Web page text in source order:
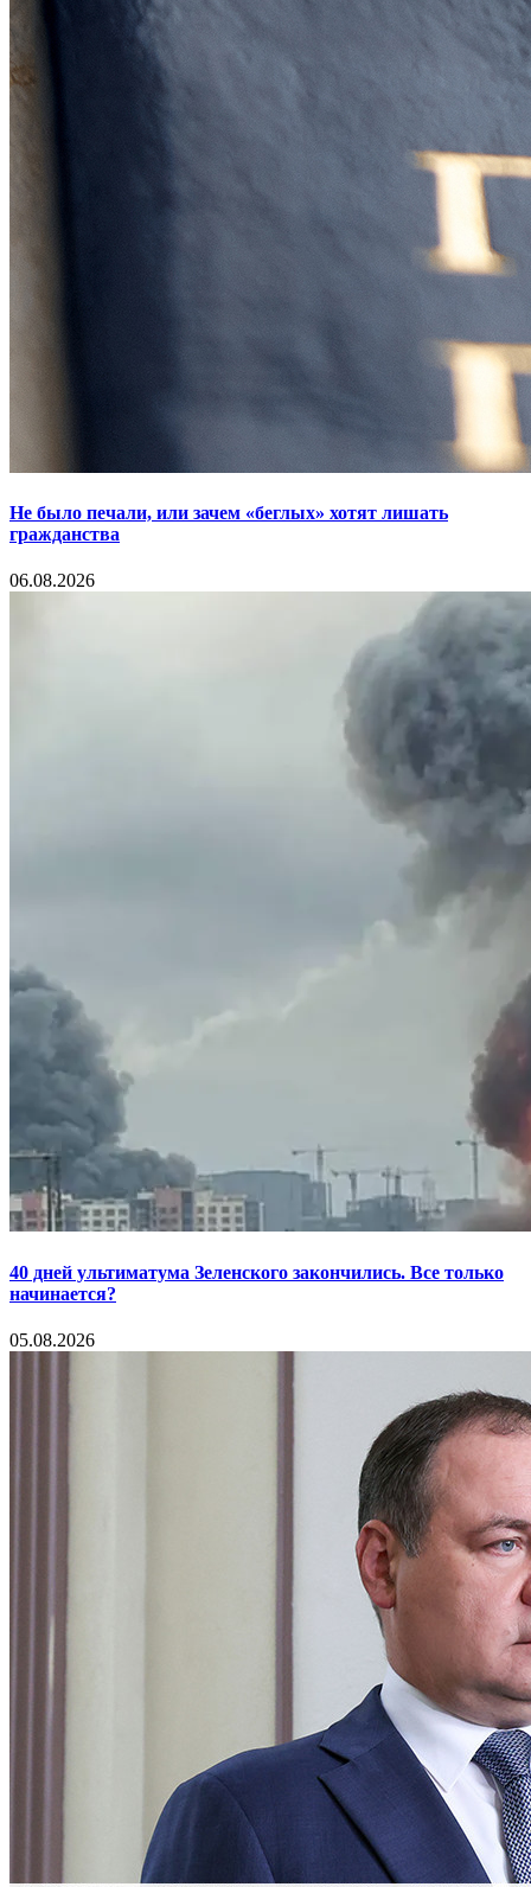
Не было печали, или зачем «беглых» хотят лишать
гражданства
06.08.2026
40 дней ультиматума Зеленского закончились. Все только
начинается?
05.08.2026